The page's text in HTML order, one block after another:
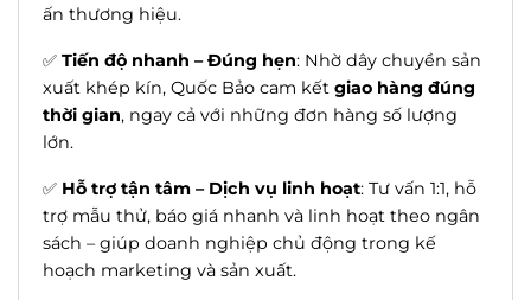
ấn thương hiệu.
✅ Tiến độ nhanh – Đúng hẹn: Nhờ dây chuyền sản
xuất khép kín, Quốc Bảo cam kết giao hàng đúng
thời gian, ngay cả với những đơn hàng số lượng
lớn.
✅ Hỗ trợ tận tâm – Dịch vụ linh hoạt: Tư vấn 1:1, hỗ
trợ mẫu thử, báo giá nhanh và linh hoạt theo ngân
sách – giúp doanh nghiệp chủ động trong kế
hoạch marketing và sản xuất.